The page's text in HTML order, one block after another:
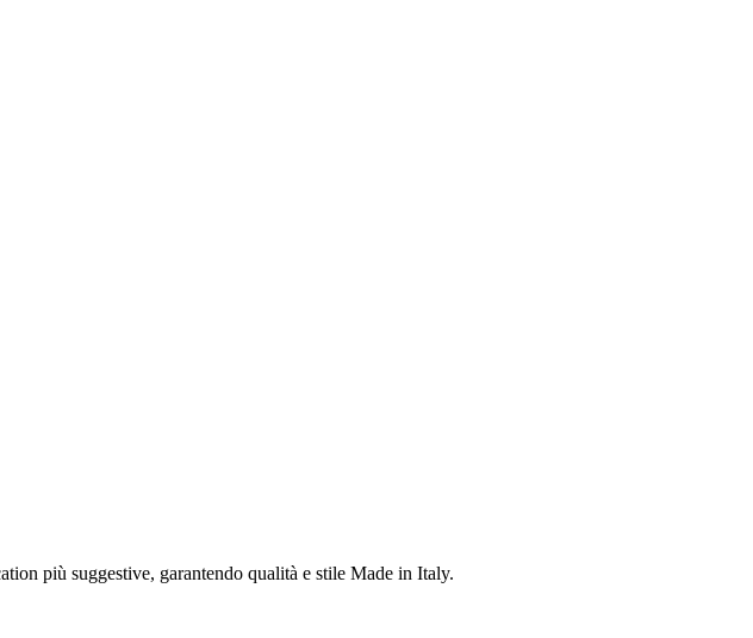
più suggestive, garantendo qualità e stile Made in Italy.